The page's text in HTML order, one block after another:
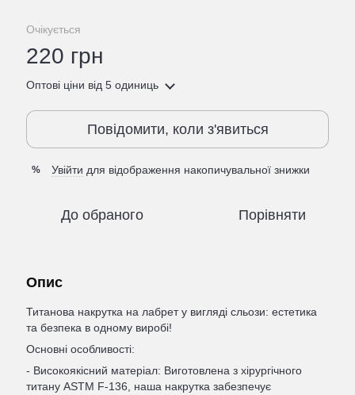
Очікується
220 грн
Оптові ціни від 5 одиниць
Повідомити, коли з'явиться
% Увійти для відображення накопичувальної знижки
До обраного Порівняти
Опис
Титанова накрутка на лабрет у вигляді сльози: естетика
та безпека в одному виробі!
Основні особливості:
- Високоякісний матеріал: Виготовлена з хірургічного
титану ASTM F-136, наша накрутка забезпечує